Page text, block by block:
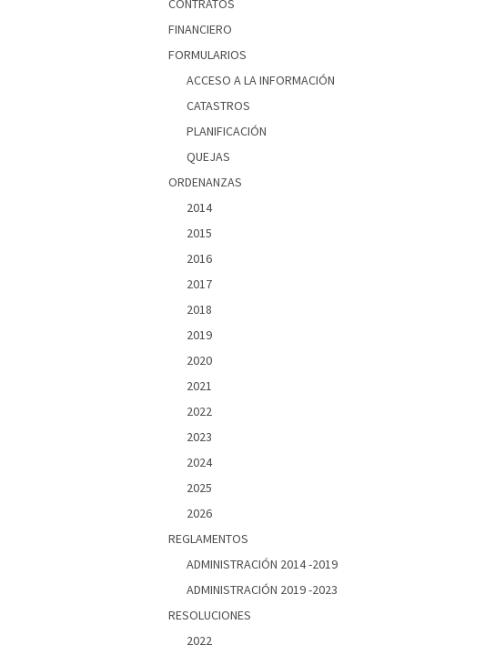
CONTRATOS
FINANCIERO
FORMULARIOS
ACCESO A LA INFORMACIÓN
CATASTROS
PLANIFICACIÓN
QUEJAS
ORDENANZAS
2014
2015
2016
2017
2018
2019
2020
2021
2022
2023
2024
2025
2026
REGLAMENTOS
ADMINISTRACIÓN 2014 -2019
ADMINISTRACIÓN 2019 -2023
RESOLUCIONES
2022